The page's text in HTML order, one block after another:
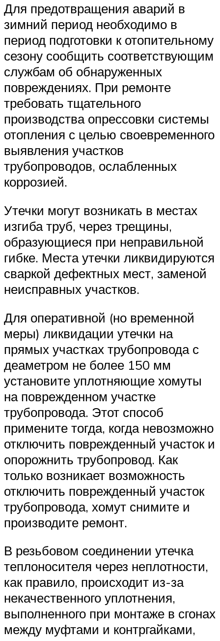
Для предотвращения аварий в
зимний период необходимо в
период подготовки к отопительному
сезону сообщить соответствующим
службам об обнаруженных
повреждениях. При ремонте
требовать тщательного
производства опрессовки системы
отопления с целью своевременного
выявления участков
трубопроводов, ослабленных
коррозией.
Утечки могут возникать в местах
изгиба труб, через трещины,
образующиеся при неправильной
гибке. Места утечки ликвидируются
сваркой дефектных мест, заменой
неисправных участков.
Для оперативной (но временной
меры) ликвидации утечки на
прямых участках трубопровода с
деаметром не более 150 мм
установите уплотняющие хомуты
на поврежденном участке
трубопровода. Этот способ
примените тогда, когда невозможно
отключить поврежденный участок и
опорожнить трубопровод. Как
только возникает возможность
отключить поврежденный участок
трубопровода, хомут снимите и
производите ремонт.
В резьбовом соединении утечка
теплоносителя через неплотности,
как правило, происходит из-за
некачественного уплотнения,
выполненного при монтаже в сгонах
между муфтами и контргайками,